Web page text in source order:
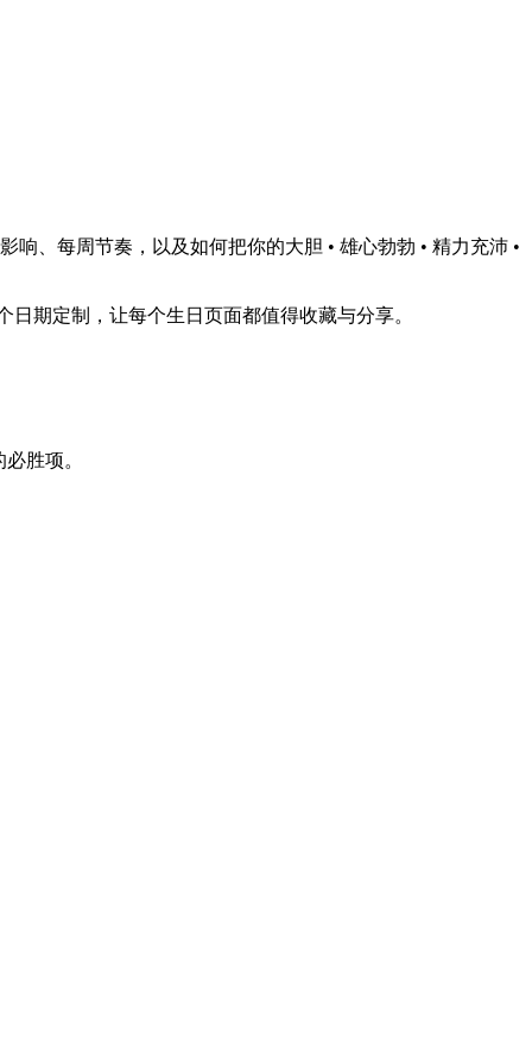
、每周节奏，以及如何把你的大胆 • 雄心勃勃 • 精力充沛 •
期定制，让每个生日页面都值得收藏与分享。
胜项。